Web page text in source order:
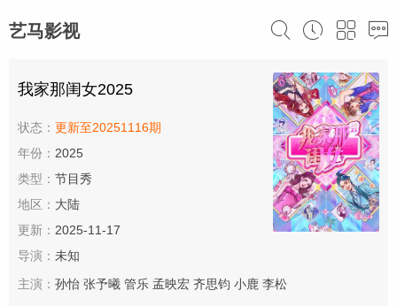
艺马影视
我家那闺女2025
状态： 更新至20251116期
年份： 2025
类型： 节目秀
地区： 大陆
更新： 2025-11-17
导演： 未知
主演： 孙怡 张予曦 管乐 孟映宏 齐思钧 小鹿 李松